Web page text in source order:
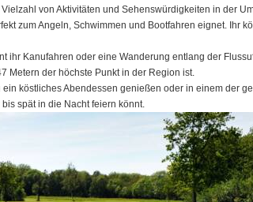
von Aktivitäten und Sehenswürdigkeiten in der
zum Angeln, Schwimmen und Bootfahren eignet. Ihr
Kanufahren oder eine Wanderung entlang der
Metern der höchste Punkt in der Region ist.
köstliches Abendessen genießen oder in einem der
spät in die Nacht feiern könnt.